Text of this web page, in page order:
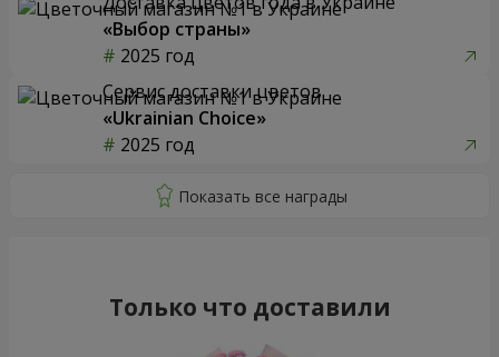
«Выбор страны»
2025 год
Сервис доставки цветов
«Ukrainian Choice»
2025 год
Только что доставили